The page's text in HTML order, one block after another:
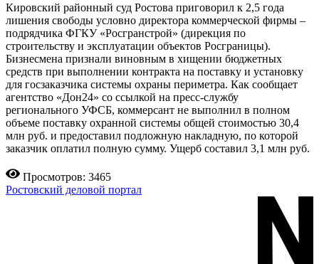
Кировский районный суд Ростова приговорил к 2,5 года
лишения свободы условно директора коммерческой фирмы –
подрядчика ФГКУ «Росгранстрой» (дирекция по
строительству и эксплуатации объектов Росграницы).
Бизнесмена признали виновным в хищении бюджетных
средств при выполнении контракта на поставку и установку
для госзаказчика системы охраны периметра. Как сообщает
агентство «Дон24» со ссылкой на пресс-службу
регионального УФСБ, коммерсант не выполнил в полном
объеме поставку охранной системы общей стоимостью 30,4
млн руб. и предоставил подложную накладную, по которой
заказчик оплатил полную сумму. Ущерб составил 3,1 млн руб.
Просмотров: 3465
Ростовский деловой портал